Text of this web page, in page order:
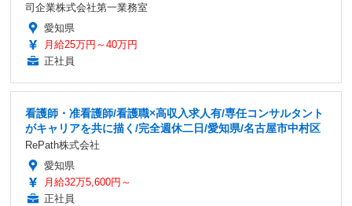
司企業株式会社第一業務室
愛知県
月給25万円～40万円
正社員
看護師・准看護師/看護職×高収入求人有/専任コンサルタント
がキャリアを共に描く/完全週休二日/愛知県/名古屋市中村区
RePath株式会社
愛知県
月給32万5,600円～
正社員